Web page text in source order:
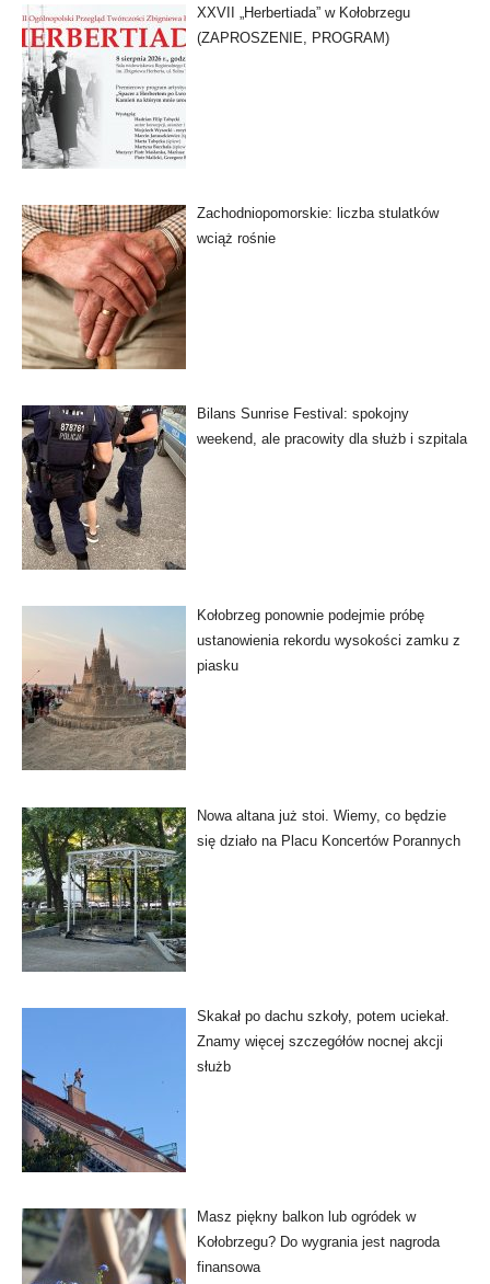
XXVII „Herbertiada” w Kołobrzegu
(ZAPROSZENIE, PROGRAM)
Zachodniopomorskie: liczba stulatków
wciąż rośnie
Bilans Sunrise Festival: spokojny
weekend, ale pracowity dla służb i szpitala
Kołobrzeg ponownie podejmie próbę
ustanowienia rekordu wysokości zamku z
piasku
Nowa altana już stoi. Wiemy, co będzie
się działo na Placu Koncertów Porannych
Skakał po dachu szkoły, potem uciekał.
Znamy więcej szczegółów nocnej akcji
służb
Masz piękny balkon lub ogródek w
Kołobrzegu? Do wygrania jest nagroda
finansowa